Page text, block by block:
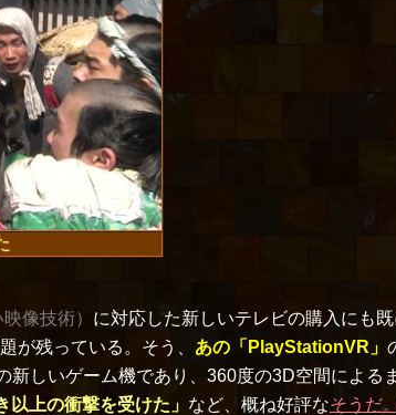
像技術） に対応した新しいテレビの購入にも
が残っている。そう、 あの「PlayStationVR」
新しいゲーム機であり、360度の3D空間による
以上の衝撃を受けた」 など、概ね好評なそうだ。